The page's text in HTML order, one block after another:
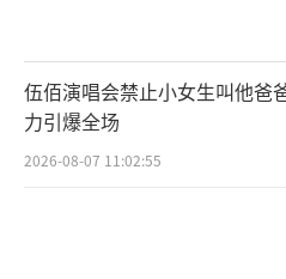
伍佰演唱会禁止小女生叫他爸
力引爆全场
2026-08-07 11:02:55